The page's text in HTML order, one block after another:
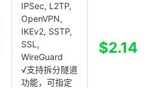
IPSec, L2TP,
OpenVPN,
IKEv2, SSTP,
SSL,
WireGuard
√支持拆分隧道
功能，可指定
$2.14